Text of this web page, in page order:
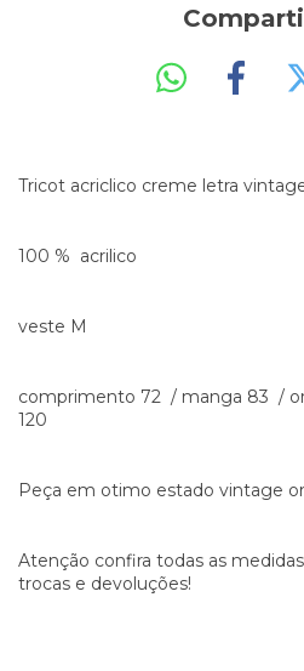
Tricot acriclico creme letra
100 % acrilico
veste M
comprimento 72 / manga 83 /
120
Peça em otimo estado vintage
Atenção confira todas as
trocas e devoluções!